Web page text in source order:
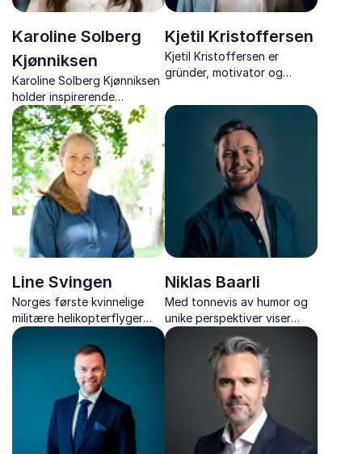
Karoline Solberg
Kjønniksen
Karoline Solberg Kjønniksen
holder inspirerende
foredrag om ledelse,
vekststrategi og
bærekraftig
merkevarebygging fra
Holzweiler til Fæbrik.
Kjetil Kristoffersen
Kjetil Kristoffersen er
gründer, motivator og
et rørende, morsomt og
inspirerende foredrag, gir
han tilhørerne lyst og frihet
til å prestere, og skape
meningsfulle endringer.
Line Svingen
Norges første kvinnelige
militære helikopterflyger
med 22 års erfaring fra
Forsvaret og unike
perspektiver på ledelse,
prestasjon og arbeidsglede.
Niklas Baarli
Med tonnevis av humor og
unike perspektiver viser
Niklas Baarli hvordan man
kan få team til å jobbe
sammen mot felles suksess,
uansett utfordringer.